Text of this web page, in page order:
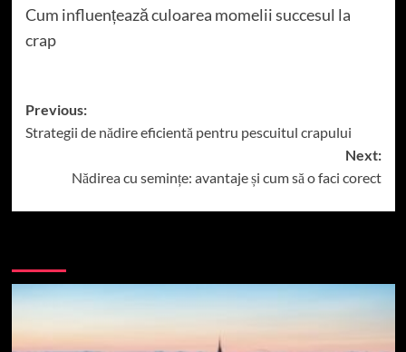
Cum influențează culoarea momelii succesul la
crap
Post
navigation
Previous:
Strategii de nădire eficientă pentru pescuitul crapului
Next:
Nădirea cu semințe: avantaje și cum să o faci corect